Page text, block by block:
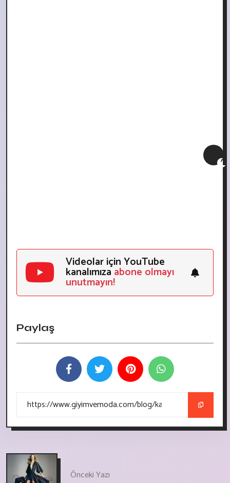
Videolar için YouTube
kanalımızaabone olmayı
unutmayın!
Paylaş
Önceki Yazı